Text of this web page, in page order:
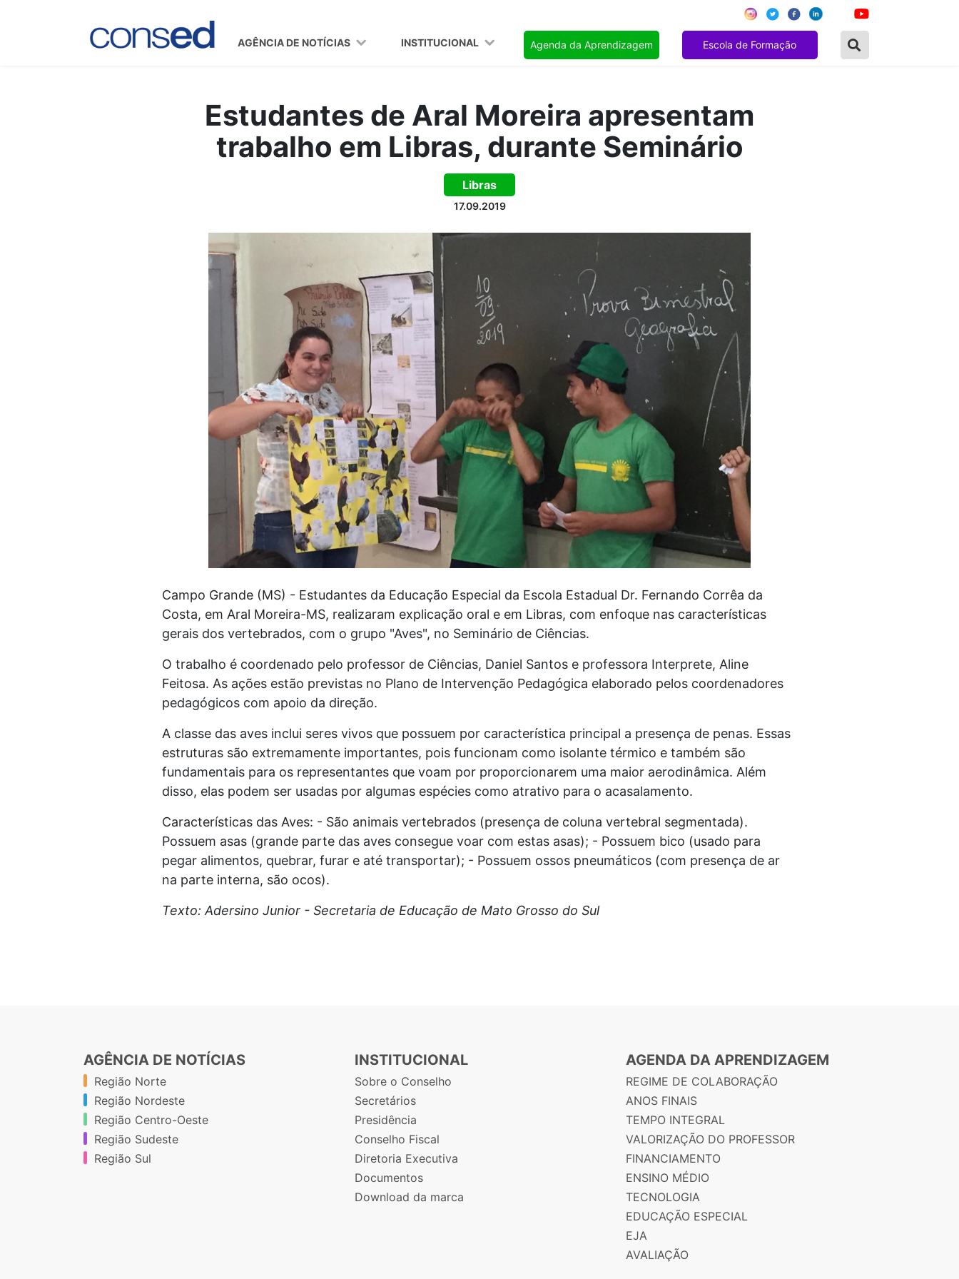
AGÊNCIA DE NOTÍCIAS INSTITUCIONAL Agenda da Aprendizagem Escola de Formação
Estudantes de Aral Moreira apresentam
trabalho em Libras, durante Seminário
Libras
17.09.2019
Campo Grande (MS) - Estudantes da Educação Especial da Escola Estadual Dr. Fernando Corrêa da
Costa, em Aral Moreira-MS, realizaram explicação oral e em Libras, com enfoque nas características
gerais dos vertebrados, com o grupo "Aves", no Seminário de Ciências.
O trabalho é coordenado pelo professor de Ciências, Daniel Santos e professora Interprete, Aline
Feitosa. As ações estão previstas no Plano de Intervenção Pedagógica elaborado pelos coordenadores
pedagógicos com apoio da direção.
A classe das aves inclui seres vivos que possuem por característica principal a presença de penas. Essas
estruturas são extremamente importantes, pois funcionam como isolante térmico e também são
fundamentais para os representantes que voam por proporcionarem uma maior aerodinâmica. Além
disso, elas podem ser usadas por algumas espécies como atrativo para o acasalamento.
Características das Aves: - São animais vertebrados (presença de coluna vertebral segmentada).
Possuem asas (grande parte das aves consegue voar com estas asas); - Possuem bico (usado para
pegar alimentos, quebrar, furar e até transportar); - Possuem ossos pneumáticos (com presença de ar
na parte interna, são ocos).
Texto: Adersino Junior - Secretaria de Educação de Mato Grosso do Sul
AGÊNCIA DE NOTÍCIAS
Região Norte
Região Nordeste
Região Centro-Oeste
Região Sudeste
Região Sul
INSTITUCIONAL
Sobre o Conselho
Secretários
Presidência
Conselho Fiscal
Diretoria Executiva
Documentos
Download da marca
AGENDA DA APRENDIZAGEM
REGIME DE COLABORAÇÃO
ANOS FINAIS
TEMPO INTEGRAL
VALORIZAÇÃO DO PROFESSOR
FINANCIAMENTO
ENSINO MÉDIO
TECNOLOGIA
EDUCAÇÃO ESPECIAL
EJA
AVALIAÇÃO